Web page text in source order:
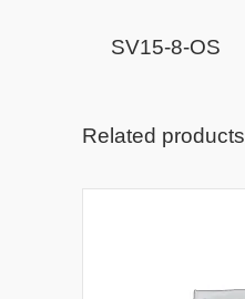
SV15-8-OS
Related products